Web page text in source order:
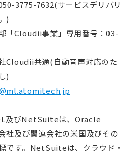
3775-7632(サービスデリバリ
)
「Cloudii事業」専用番号：03-
共通(自動音声対応のた
)
及びNetSuiteは、Oracle
及び関連会社の米国及びその
です。NetSuiteは、クラウド・